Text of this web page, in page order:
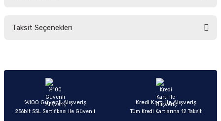
Taksit Seçenekleri
%100 Güvenli Alışveriş
256bit SSL Sertifikası ile Güvenli
Kredi Kartı ile Alışveriş
Tüm Kredi Kartlarına 12 Taksit